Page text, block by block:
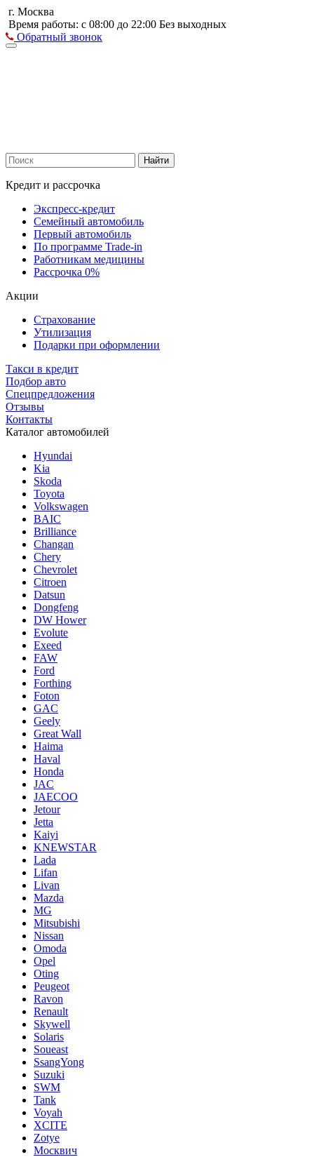
г. Москва
Время работы: с 08:00 до 22:00 Без выходных
Обратный звонок
Найти
Кредит и рассрочка
Экспресс-кредит
Семейный автомобиль
Первый автомобиль
По программе Trade-in
Работникам медицины
Рассрочка 0%
Акции
Страхование
Утилизация
Подарки при оформлении
Такси в кредит
Подбор авто
Спецпредложения
Отзывы
Контакты
Каталог автомобилей
Hyundai
Kia
Skoda
Toyota
Volkswagen
BAIC
Brilliance
Changan
Chery
Chevrolet
Citroen
Datsun
Dongfeng
DW Hower
Evolute
Exeed
FAW
Ford
Forthing
Foton
GAC
Geely
Great Wall
Haima
Haval
Honda
JAC
JAECOO
Jetour
Jetta
Kaiyi
KNEWSTAR
Lada
Lifan
Livan
Mazda
MG
Mitsubishi
Nissan
Omoda
Opel
Oting
Peugeot
Ravon
Renault
Skywell
Solaris
Soueast
SsangYong
Suzuki
SWM
Tank
Voyah
XCITE
Zotye
Москвич